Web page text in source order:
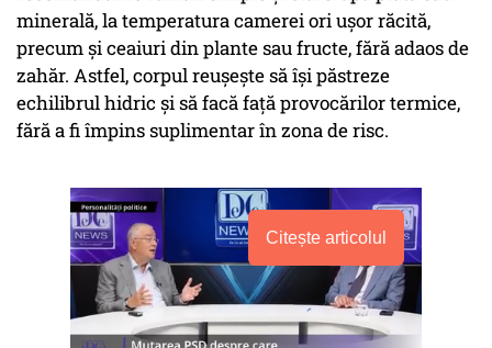
minerală, la temperatura camerei ori ușor răcită,
precum și ceaiuri din plante sau fructe, fără adaos de
zahăr. Astfel, corpul reușește să își păstreze
echilibrul hidric și să facă față provocărilor termice,
fără a fi împins suplimentar în zona de risc.
Citește articolul